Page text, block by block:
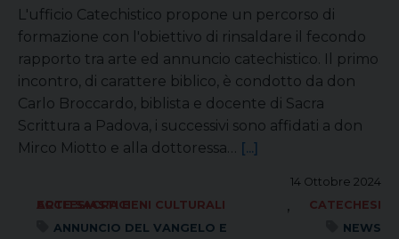
L'ufficio Catechistico propone un percorso di
formazione con l'obiettivo di rinsaldare il fecondo
rapporto tra arte ed annuncio catechistico. Il primo
incontro, di carattere biblico, è condotto da don
Carlo Broccardo, biblista e docente di Sacra
Scrittura a Padova, i successivi sono affidati a don
Mirco Miotto e alla dottoressa… [...]
14 Ottobre 2024
ARTE SACRA BENI CULTURALI ECCLESIASTICI
,
CATECHESI
ANNUNCIO DEL VANGELO E
NEWS